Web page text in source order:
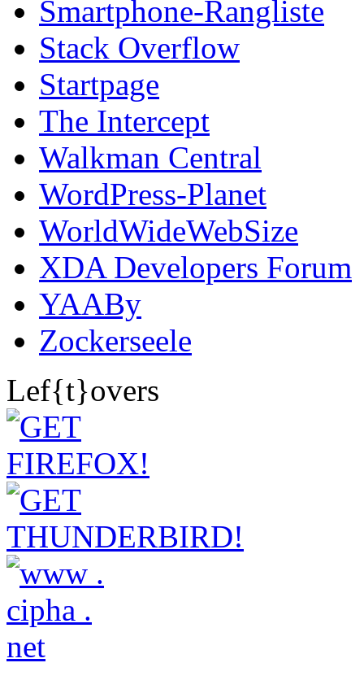
Smartphone-Rangliste
Stack Overflow
Startpage
The Intercept
Walkman Central
WordPress-Planet
WorldWideWebSize
XDA Developers Forum
YAABy
Zockerseele
Lef{t}overs